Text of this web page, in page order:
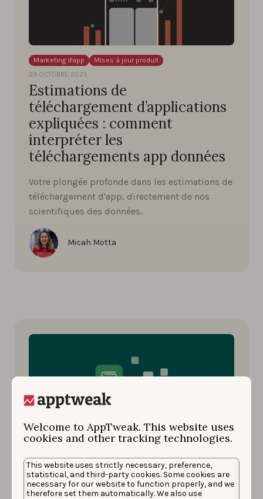
Welcome to AppTweak. This website uses
cookies and other tracking technologies.
This website uses strictly necessary, preference,
statistical, and third-party cookies. Some cookies are
necessary for our website to function properly, and we
therefore set them automatically. We also use
Marketing d'app
Mises à jour produit
29 OCTOBRE 2025
Estimations de
téléchargement d’applications
expliquées : comment
interpréter les
téléchargements app données
Votre plongée profonde dans les estimations de
téléchargement d'app, directement de nos
scientifiques des données.
Micah Motta
Apple Ads
Marketing d'app
17 JUIN 2025
Disponible maintenant :